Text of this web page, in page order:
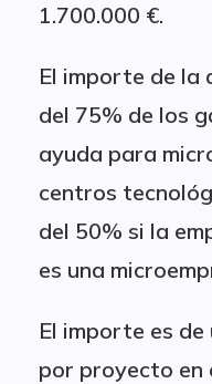
1.700.000 €.
El importe de la
del 75% de los
ayuda para
centros
del 50% si la
es una
El importe es de
por proyecto en